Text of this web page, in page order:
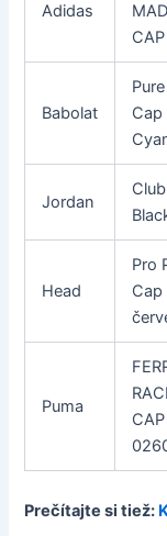
Adidas
CAP
Babolat
Cap
Jordan
Head
Pro
Cap
Puma
CAP
Prečítajte si tiež: